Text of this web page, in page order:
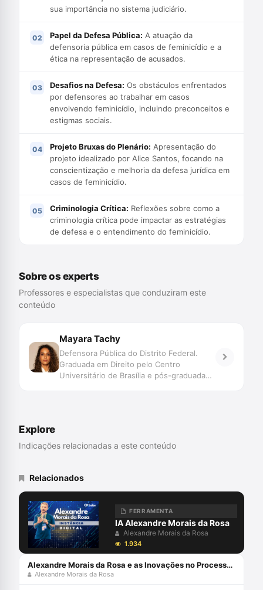
sua importância no sistema judiciário.
Papel da Defesa Pública: A atuação da
defensoria pública em casos de feminicídio e a
ética na representação de acusados.
Desafios na Defesa: Os obstáculos enfrentados
por defensores ao trabalhar em casos
envolvendo feminicídio, incluindo preconceitos e
estigmas sociais.
Projeto Bruxas do Plenário: Apresentação do
projeto idealizado por Alice Santos, focando na
conscientização e melhoria da defesa jurídica em
casos de feminicídio.
Criminologia Crítica: Reflexões sobre como a
criminologia crítica pode impactar as estratégias
de defesa e o entendimento do feminicídio.
Sobre os experts
Professores e especialistas que conduziram este
conteúdo
Mayara Tachy
Defensora Pública do Distrito Federal.
Graduada em Direito pelo Centro
Universitário de Brasília e pós-graduada
Explore
Indicações relacionadas a este conteúdo
Relacionados
FERRAMENTA
IA Alexandre Morais da Rosa
Alexandre Morais da Rosa
1.934
Alexandre Morais da Rosa e as Inovações no Processo Penal: Ferramentas Tecnológicas
Alexandre Morais da Rosa